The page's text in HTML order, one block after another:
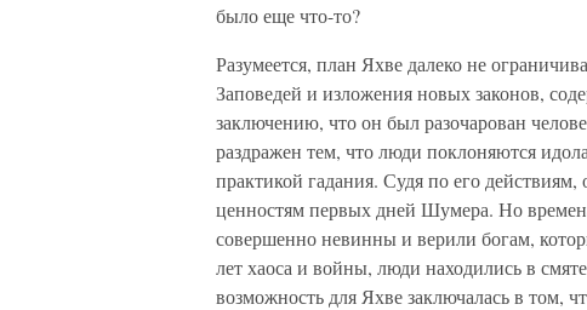
было еще что-то?
Разумеется, план Яхве далеко не
Заповедей и изложения новых законов,
заключению, что он был разочарован
раздражен тем, что люди поклоняются
практикой гадания. Судя по его
ценностям первых дней Шумера. Но
совершенно невинны и верили богам,
лет хаоса и войны, люди находились в
возможность для Яхве заключалась в том,